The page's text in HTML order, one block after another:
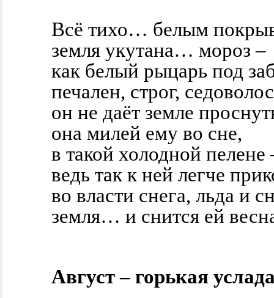
Всё тихо… белым
земля укутана… мороз –
как белый рыцарь под
печален, строг,
он не даёт земле
она милей ему во сне,
в такой холодной пелене
ведь так к ней легче
во власти снега, льда и
земля… и снится ей
Август – горькая